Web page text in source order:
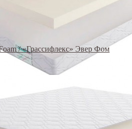
/ «Грассифлекс» Эвер Фом